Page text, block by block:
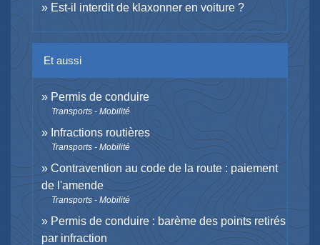
Est-il interdit de klaxonner en voiture ?
Et aussi
Permis de conduire
Transports - Mobilité
Infractions routières
Transports - Mobilité
Contravention au code de la route : paiement
de l'amende
Transports - Mobilité
Permis de conduire : barème des points retirés
par infraction